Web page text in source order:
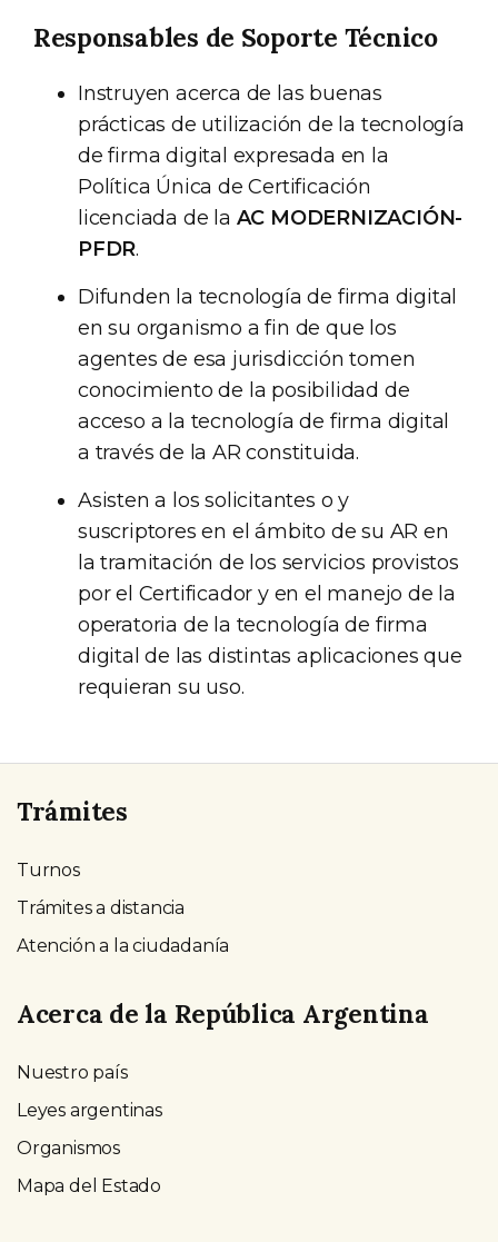
Responsables de Soporte Técnico
Instruyen acerca de las buenas
prácticas de utilización de la tecnología
de firma digital expresada en la
Política Única de Certificación
licenciada de la AC MODERNIZACIÓN-
PFDR.
Difunden la tecnología de firma digital
en su organismo a fin de que los
agentes de esa jurisdicción tomen
conocimiento de la posibilidad de
acceso a la tecnología de firma digital
a través de la AR constituida.
Asisten a los solicitantes o y
suscriptores en el ámbito de su AR en
la tramitación de los servicios provistos
por el Certificador y en el manejo de la
operatoria de la tecnología de firma
digital de las distintas aplicaciones que
requieran su uso.
Trámites
Turnos
Trámites a distancia
Atención a la ciudadanía
Acerca de la República Argentina
Nuestro país
Leyes argentinas
Organismos
Mapa del Estado